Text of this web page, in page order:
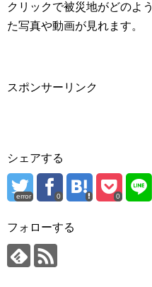
クリックで被災地がどのよ
た写真や動画が見れます。
スポンサーリンク
シェアする
error 0 0
フォローする